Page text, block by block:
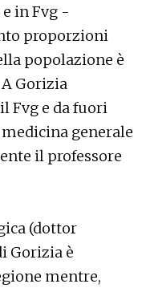
in Fvg -
proporzioni
popolazione è
A Gorizia
Fvg e da fuori
generale
il professore
(dottor
Gorizia è
mentre,